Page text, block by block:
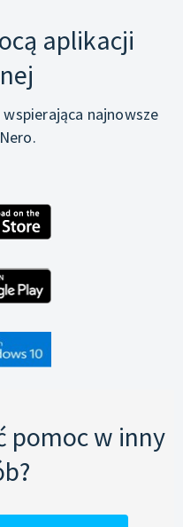
aplikacji
najnowsze
pomoc w inny